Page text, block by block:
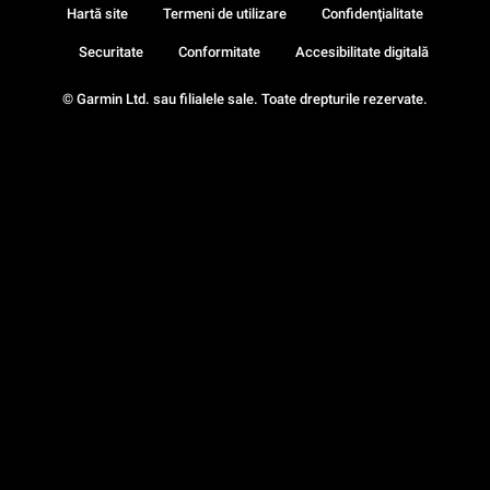
© Garmin Ltd. sau filialele sale. Toate drepturile rezervate.
Hartă site Termeni de utilizare Confidenţialitate
Securitate Conformitate Accesibilitate digitală